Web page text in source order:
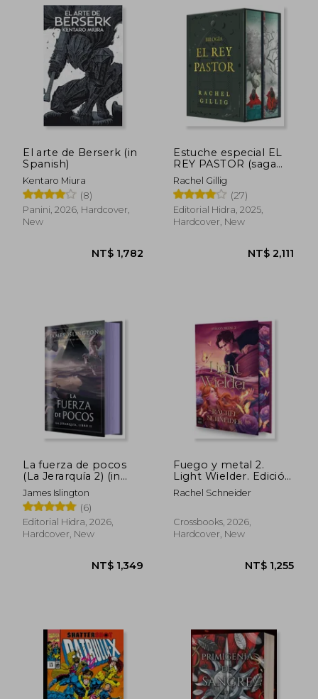
NT$ 1,181 NT$
El arte de Berserk (in
Spanish)
Kentaro Miura
(8)
Panini, 2026, Hardcover,
New
Estuche especial EL
REY PASTOR (saga
completa) (in
Spanish)
Rachel Gillig
(27)
Editorial Hidra, 2025,
Hardcover, New
La fuerza de pocos
(La Jerarquía 2) (in
Spanish)
James Islington
(6)
Editorial Hidra, 2026,
Hardcover, New
Fuego y metal 2.
Light Wielder. Edición
con cantos tintados
(in Spanish)
Rachel Schneider
Crossbooks, 2026,
Hardcover, New